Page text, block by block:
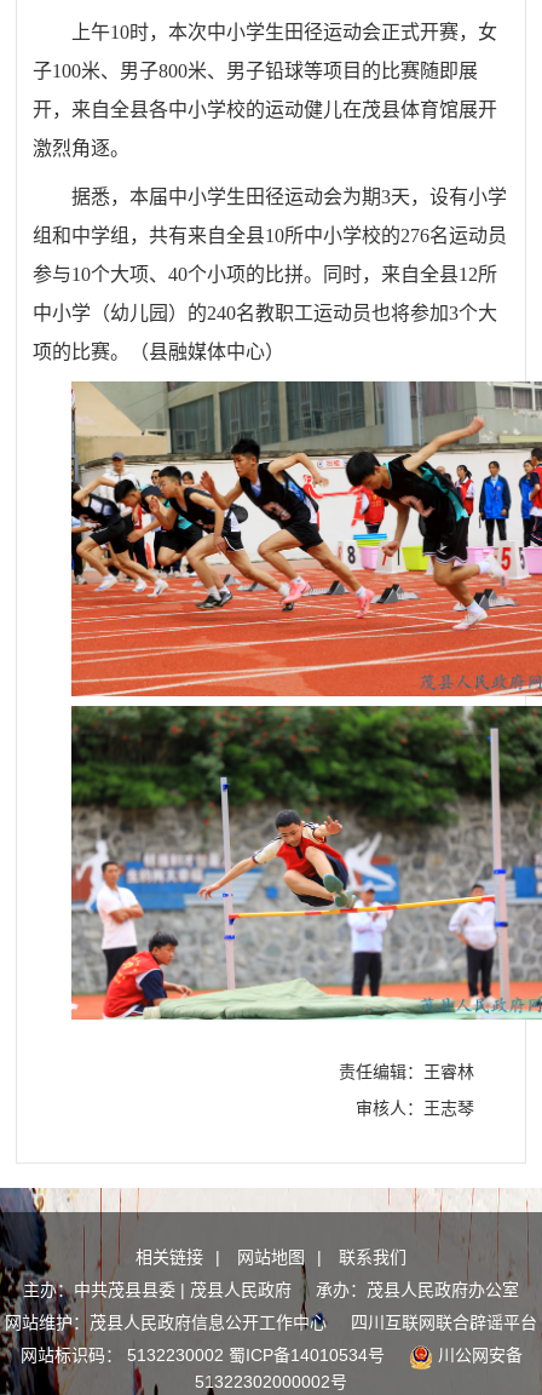
上午10时，本次中小学生田径运动会正式开赛，女
子100米、男子800米、男子铅球等项目的比赛随即展
开，来自全县各中小学校的运动健儿在茂县体育馆展开
激烈角逐。
据悉，本届中小学生田径运动会为期3天，设有小学
组和中学组，共有来自全县10所中小学校的276名运动员
参与10个大项、40个小项的比拼。同时，来自全县12所
中小学（幼儿园）的240名教职工运动员也将参加3个大
项的比赛。（县融媒体中心）
责任编辑：王睿林
审核人：王志琴
相关链接 | 网站地图 |
联系我们
主办：中共茂县县委 | 茂县人民政府 承办：茂县人民政府办公室
网站维护：茂县人民政府信息公开工作中心
四川互联网联合辟谣平台
网站标识码： 5132230002 蜀ICP备14010534号
川公网安备
51322302000002号